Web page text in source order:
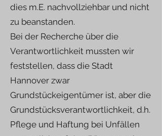
dies m.E. nachvollziehbar und nicht
zu beanstanden.
Bei der Recherche über die
Verantwortlichkeit mussten wir
feststellen, dass die Stadt
Hannover zwar
Grundstückeigentümer ist, aber die
Grundstücksverantwortlichkeit, d.h.
Pflege und Haftung bei Unfällen